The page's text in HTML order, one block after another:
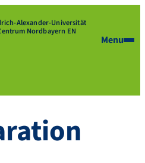
Alexander-Universität
Nordbayern EN
Menu